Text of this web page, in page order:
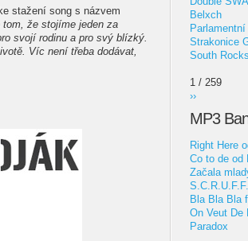
ke stažení song s názvem
tom, že stojíme jeden za
svojí rodinu a pro svý blízký.
Víc není třeba dodávat,
Belxch
Strakonice
South
1 / 259
››
MP3
Right Here
Co to de od
Začala
Bla Bla Bla
On Veut De
Paradox